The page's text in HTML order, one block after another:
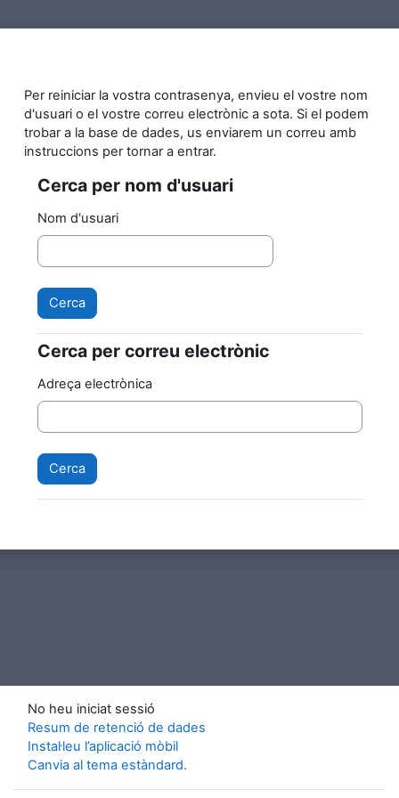
Per reiniciar la vostra contrasenya, envieu el vostre nom
d'usuari o el vostre correu electrònic a sota. Si el podem
trobar a la base de dades, us enviarem un correu amb
instruccions per tornar a entrar.
Cerca per nom d'usuari
Cerca per nom d'usuari
Nom d'usuari
Cerca per correu electrònic
Cerca per correu electrònic
Adreça electrònica
No heu iniciat sessió
Resum de retenció de dades
Instal·leu l’aplicació mòbil
Canvia al tema estàndard.